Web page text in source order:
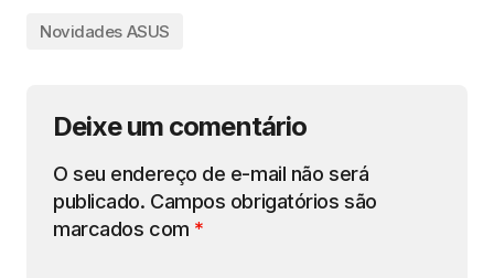
Novidades ASUS
Deixe um comentário
O seu endereço de e-mail não será
publicado. Campos obrigatórios são
marcados com *